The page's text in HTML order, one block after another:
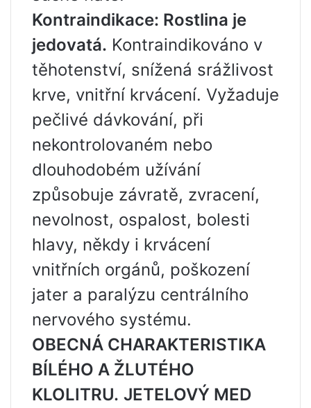
Kontraindikace: Rostlina je
jedovatá. Kontraindikováno v
těhotenství, snížená srážlivost
krve, vnitřní krvácení. Vyžaduje
pečlivé dávkování, při
nekontrolovaném nebo
dlouhodobém užívání
způsobuje závratě, zvracení,
nevolnost, ospalost, bolesti
hlavy, někdy i krvácení
vnitřních orgánů, poškození
jater a paralýzu centrálního
nervového systému.
OBECNÁ CHARAKTERISTIKA
BÍLÉHO A ŽLUTÉHO
KLOLITRU. JETELOVÝ MED